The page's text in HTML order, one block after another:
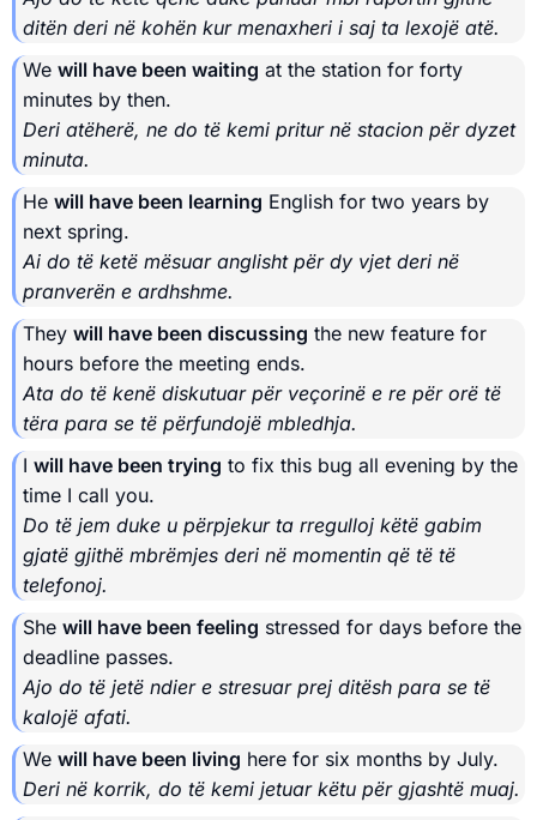
ditën deri në kohën kur menaxheri i saj ta lexojë atë.
We will have been waiting at the station for forty
minutes by then.
Deri atëherë, ne do të kemi pritur në stacion për dyzet
minuta.
He will have been learning English for two years by
next spring.
Ai do të ketë mësuar anglisht për dy vjet deri në
pranverën e ardhshme.
They will have been discussing the new feature for
hours before the meeting ends.
Ata do të kenë diskutuar për veçorinë e re për orë të
tëra para se të përfundojë mbledhja.
I will have been trying to fix this bug all evening by the
time I call you.
Do të jem duke u përpjekur ta rregulloj këtë gabim
gjatë gjithë mbrëmjes deri në momentin që të të
telefonoj.
She will have been feeling stressed for days before the
deadline passes.
Ajo do të jetë ndier e stresuar prej ditësh para se të
kalojë afati.
We will have been living here for six months by July.
Deri në korrik, do të kemi jetuar këtu për gjashtë muaj.